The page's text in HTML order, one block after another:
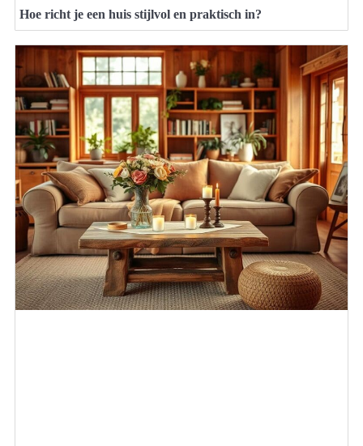
Hoe richt je een huis stijlvol en praktisch in?